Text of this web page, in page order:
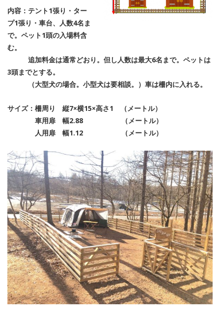
内容：テント1張り・ター
プ1張り・車台、人数4名ま
で。ペット1頭の入場料含
む。
追加料金は通常どおり。但し人数は最大6名まで。ペットは
3頭までとする。
（大型犬の場合。小型犬は要相談。）車は柵内に入れる。
サイズ：柵周り 縦7×横15×高さ1 （メートル）
車用扉 幅2.88 （メートル）
人用扉 幅1.12 （メートル）